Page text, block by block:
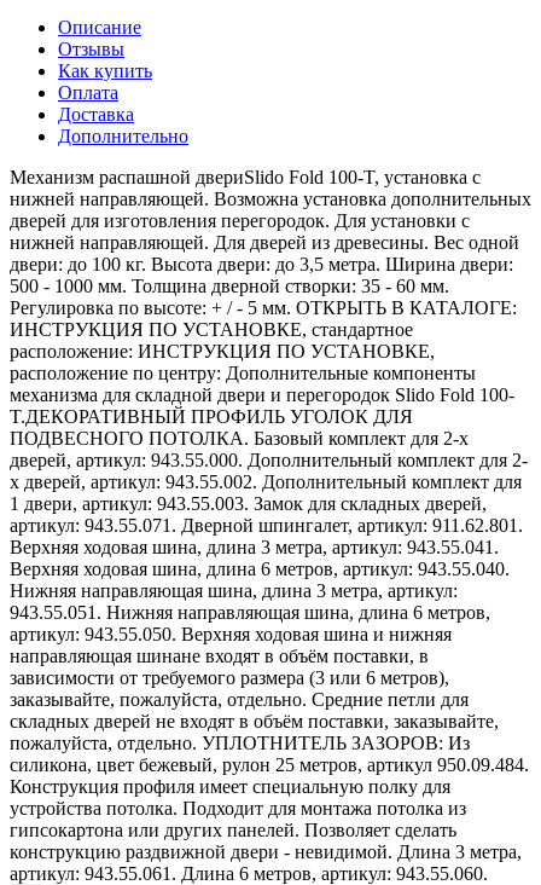
Описание
Отзывы
Как купить
Оплата
Доставка
Дополнительно
Механизм распашной двериSlido Fold 100-T, установка с
нижней направляющей. Возможна установка дополнительных
дверей для изготовления перегородок. Для установки с
нижней направляющей. Для дверей из древесины. Вес одной
двери: до 100 кг. Высота двери: до 3,5 метра. Ширина двери:
500 - 1000 мм. Толщина дверной створки: 35 - 60 мм.
Регулировка по высоте: + / - 5 мм. ОТКРЫТЬ В КАТАЛОГЕ:
ИНСТРУКЦИЯ ПО УСТАНОВКЕ, стандартное
расположение: ИНСТРУКЦИЯ ПО УСТАНОВКЕ,
расположение по центру: Дополнительные компоненты
механизма для складной двери и перегородок Slido Fold 100-
T.ДЕКОРАТИВНЫЙ ПРОФИЛЬ УГОЛОК ДЛЯ
ПОДВЕСНОГО ПОТОЛКА. Базовый комплект для 2-х
дверей, артикул: 943.55.000. Дополнительный комплект для 2-
х дверей, артикул: 943.55.002. Дополнительный комплект для
1 двери, артикул: 943.55.003. Замок для складных дверей,
артикул: 943.55.071. Дверной шпингалет, артикул: 911.62.801.
Верхняя ходовая шина, длина 3 метра, артикул: 943.55.041.
Верхняя ходовая шина, длина 6 метров, артикул: 943.55.040.
Нижняя направляющая шина, длина 3 метра, артикул:
943.55.051. Нижняя направляющая шина, длина 6 метров,
артикул: 943.55.050. Верхняя ходовая шина и нижняя
направляющая шинане входят в объём поставки, в
зависимости от требуемого размера (3 или 6 метров),
заказывайте, пожалуйста, отдельно. Средние петли для
складных дверей не входят в объём поставки, заказывайте,
пожалуйста, отдельно. УПЛОТНИТЕЛЬ ЗАЗОРОВ: Из
силикона, цвет бежевый, рулон 25 метров, артикул 950.09.484.
Конструкция профиля имеет специальную полку для
устройства потолка. Подходит для монтажа потолка из
гипсокартона или других панелей. Позволяет сделать
конструкцию раздвижной двери - невидимой. Длина 3 метра,
артикул: 943.55.061. Длина 6 метров, артикул: 943.55.060.